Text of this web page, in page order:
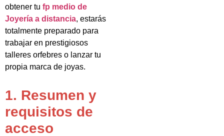
obtener tu fp medio de
Joyería a distancia, estarás
totalmente preparado para
trabajar en prestigiosos
talleres orfebres o lanzar tu
propia marca de joyas.
1. Resumen y
requisitos de
acceso